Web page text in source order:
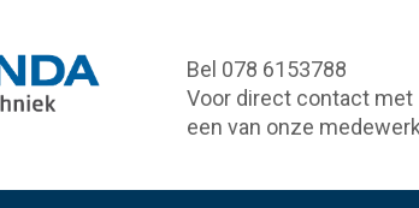
Bel 078 6153788
Voor direct contact met
een van onze